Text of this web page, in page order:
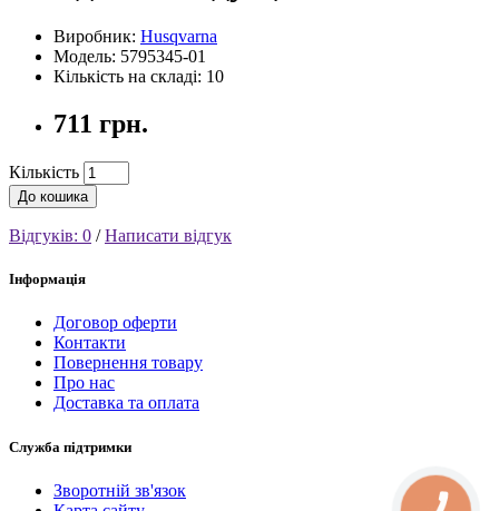
Виробник: Husqvarna
Модель: 5795345-01
Кількість на складі: 10
711 грн.
Кількість
До кошика
Відгуків: 0 /Написати відгук
Інформація
Договор оферти
Контакти
Повернення товару
Про нас
Доставка та оплата
Служба підтримки
Зворотній зв'язок
КНОПКА